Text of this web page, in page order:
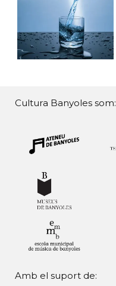
Cultura Banyoles som:
Amb el suport de: